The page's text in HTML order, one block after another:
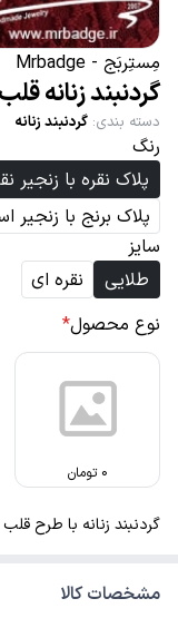
مِستِربَج - Mrbadge
گردنبند زنانه
دسته بندی: گردنبند زنانه
رنگ
پلاک نقره با زنجیر
پلاک برنج با زنجیر
سایز
طلایی
نقره ای
نوع محصول*
0 تومان
گردنبند زنانه با طرح
مشخصات کالا